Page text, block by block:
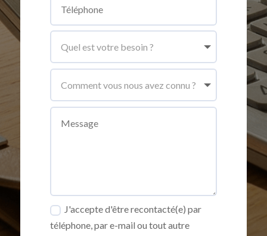
J'accepte d'être recontacté(e) par
téléphone, par e-mail ou tout autre